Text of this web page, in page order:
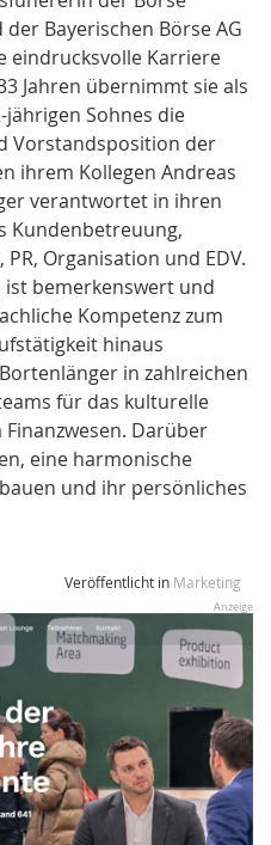
Bayerischen Börse AG
eindrucksvolle Karriere
Jahren übernimmt sie als
Sohnes die
Vorstandsposition der
ihrem Kollegen Andreas
verantwortet in ihren
Kundenbetreuung,
Organisation und EDV.
bemerkenswert und
Kompetenz zum
hinaus
in zahlreichen
für das kulturelle
Darüber
eine harmonische
und ihr persönliches
Veröffentlicht in Marketing
Anzeige